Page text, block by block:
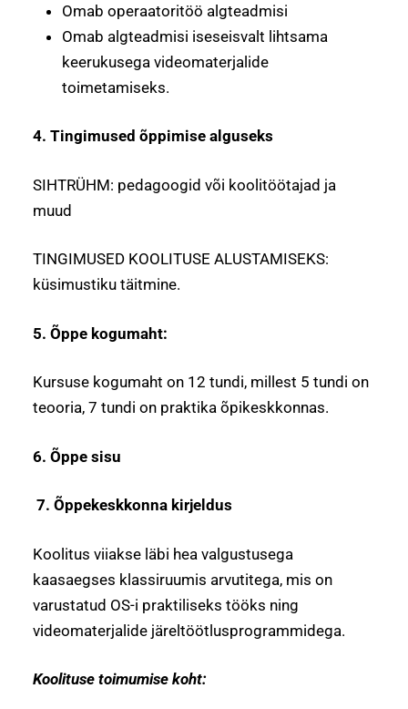
Omab operaatoritöö algteadmisi
Omab algteadmisi iseseisvalt lihtsama
keerukusega videomaterjalide
toimetamiseks.
4. Tingimused õppimise alguseks
SIHTRÜHM: pedagoogid või koolitöötajad ja
muud
TINGIMUSED KOOLITUSE ALUSTAMISEKS:
küsimustiku täitmine.
5. Õppe kogumaht:
Kursuse kogumaht on 12 tundi, millest 5 tundi on
teooria, 7 tundi on praktika õpikeskkonnas.
6. Õppe sisu
7. Õppekeskkonna kirjeldus
Koolitus viiakse läbi hea valgustusega
kaasaegses klassiruumis arvutitega, mis on
varustatud OS-i praktiliseks tööks ning
videomaterjalide järeltöötlusprogrammidega.
Koolituse toimumise koht: